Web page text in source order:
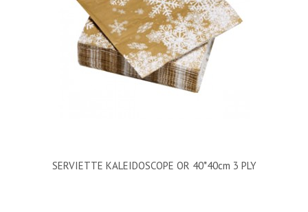
SERVIETTE KALEIDOSCOPE OR 40*40cm 3 PLY